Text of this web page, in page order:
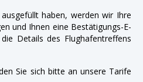
haben, werden wir Ihre
und Ihnen eine Bestätigungs-E-
Details des Flughafentreffens
Sie sich bitte an unsere Tarife